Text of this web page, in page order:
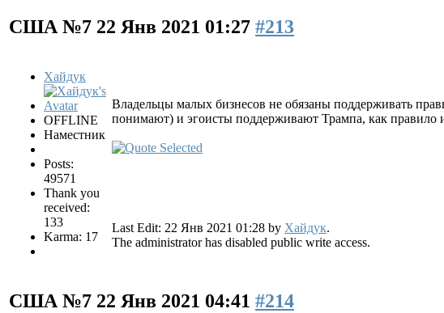
США №7 22 Янв 2021 01:27 #213
Хайдук
OFFLINE
Наместник
Posts:
49571
Thank you
received:
133
Karma: 17
Владельцы малых бизнесов не обязаны поддерживать
понимают) и эгоисты поддерживают Трампа, как правило
Last Edit: 22 Янв 2021 01:28 by Хайдук.
The administrator has disabled public write access.
США №7 22 Янв 2021 04:41 #214